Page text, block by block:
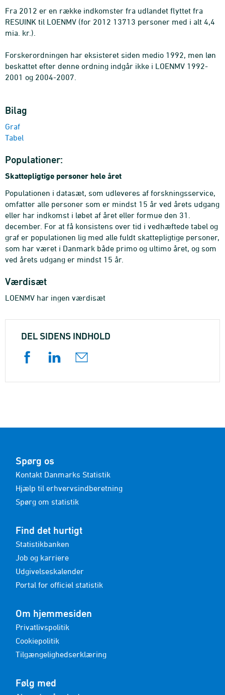
Fra 2012 er en række indkomster fra udlandet flyttet fra
RESUINK til LOENMV (for 2012 13713 personer med i alt 4,4
mia. kr.).
Forskerordningen har eksisteret siden medio 1992, men løn
beskattet efter denne ordning indgår ikke i LOENMV 1992-
2001 og 2004-2007.
Bilag
Graf
Tabel
Populationer:
Skattepligtige personer hele året
Populationen i datasæt, som udleveres af forskningsservice,
omfatter alle personer som er mindst 15 år ved årets udgang
eller har indkomst i løbet af året eller formue den 31.
december. For at få konsistens over tid i vedhæftede tabel og
graf er populationen lig med alle fuldt skattepligtige personer,
som har været i Danmark både primo og ultimo året, og som
ved årets udgang er mindst 15 år.
Værdisæt
LOENMV har ingen værdisæt
DEL SIDENS INDHOLD
Spørg os
Kontakt Danmarks Statistik
Hjælp til erhvervsindberetning
Spørg om statistik
Find det hurtigt
Statistikbanken
Job og karriere
Udgivelseskalender
Portal for officiel statistik
Om hjemmesiden
Privatlivspolitik
Cookiepolitik
Tilgængelighedserklæring
Følg med